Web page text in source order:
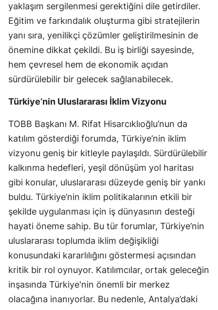
Nevşehir
Niğde
Ordu
Rize
Samsun
Siirt
Sinop
Sivas
Tekirdağ
Tokat
Trabzon
Tunceli
Şanlıurfa
Uşak
yaklaşım sergilenmesi gerektiğini dile getirdiler.
Eğitim ve farkındalık oluşturma gibi stratejilerin
yanı sıra, yenilikçi çözümler geliştirilmesinin de
önemine dikkat çekildi. Bu iş birliği sayesinde,
hem çevresel hem de ekonomik açıdan
sürdürülebilir bir gelecek sağlanabilecek.
Türkiye’nin Uluslararası İklim Vizyonu
TOBB Başkanı M. Rifat Hisarcıklıoğlu’nun da
katılım gösterdiği forumda, Türkiye’nin iklim
vizyonu geniş bir kitleyle paylaşıldı. Sürdürülebilir
kalkınma hedefleri, yeşil dönüşüm yol haritası
gibi konular, uluslararası düzeyde geniş bir yankı
buldu. Türkiye’nin iklim politikalarının etkili bir
şekilde uygulanması için iş dünyasının desteği
hayati öneme sahip. Bu tür forumlar, Türkiye’nin
uluslararası toplumda iklim değişikliği
konusundaki kararlılığını göstermesi açısından
kritik bir rol oynuyor. Katılımcılar, ortak geleceğin
inşasında Türkiye'nin önemli bir merkez
olacağına inanıyorlar. Bu nedenle, Antalya’daki